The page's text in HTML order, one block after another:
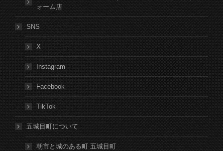
ォーム店
SNS
X
Instagram
Facebook
TikTok
五城目町について
朝市と城のある町 五城目町